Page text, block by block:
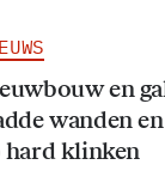
en
wanden
hard klinken